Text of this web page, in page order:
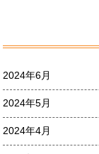
2024年6月
2024年5月
2024年4月